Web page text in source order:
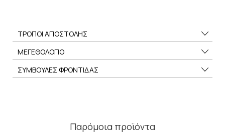
ΤΡΟΠΟΙ ΑΠΟΣΤΟΛΗΣ
ΜΕΓΕΘΟΛΟΓΙΟ
ΣΥΜΒΟΥΛΕΣ ΦΡΟΝΤΙΔΑΣ
Παρόμοια προϊόντα